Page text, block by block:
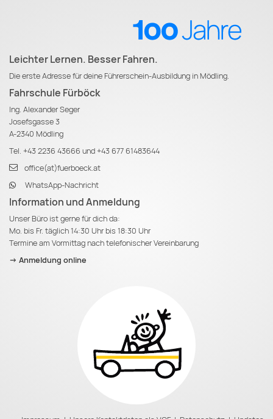
Leichter Lernen. Besser Fahren.
Die erste Adresse für deine Führerschein-Ausbildung in Mödling.
Fahrschule Fürböck
Ing. Alexander Seger
Josefsgasse 3
A-2340 Mödling
Tel. +43 2236 43666 und+43 677 61483644
office(at)fuerboeck.at
WhatsApp-Nachricht
Information und Anmeldung
Unser Büro ist gerne für dich da:
Mo. bis Fr. täglich 14:30 Uhr bis 18:30 Uhr
Termine am Vormittag nach telefonischer Vereinbarung
-> Anmeldung online